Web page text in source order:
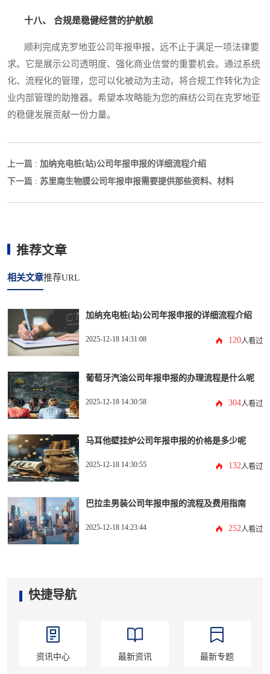
十八、 合规是稳健经营的护航舰
顺利完成克罗地亚公司年报申报，远不止于满足一项法律要
求。它是展示公司透明度、强化商业信誉的重要机会。通过系统
化、流程化的管理，您可以化被动为主动，将合规工作转化为企
业内部管理的助推器。希望本攻略能为您的麻纺公司在克罗地亚
的稳健发展贡献一份力量。
上一篇 : 加纳充电桩(站)公司年报申报的详细流程介绍
下一篇 : 苏里南生物膜公司年报申报需要提供那些资料、材料
推荐文章
相关文章推荐URL
加纳充电桩(站)公司年报申报的详细流程介绍
2025-12-18 14:31:08 120人看过
葡萄牙汽油公司年报申报的办理流程是什么呢
2025-12-18 14:30:58 304人看过
马耳他壁挂炉公司年报申报的价格是多少呢
2025-12-18 14:30:55 132人看过
巴拉圭男装公司年报申报的流程及费用指南
2025-12-18 14:23:44 252人看过
快捷导航
资讯中心 最新资讯 最新专题